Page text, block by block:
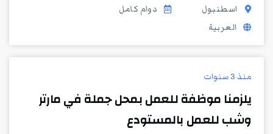
اسطنبول
دوام كامل
العربية
منذ 3 سنوات
يلزمنا موظفة للعمل بمحل جملة في مارتر
وشب للعمل بالمستودع